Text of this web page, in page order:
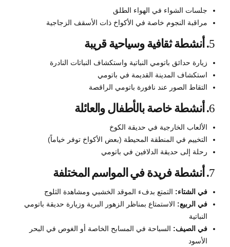
جلسات الشواء في الهواء الطلق
مراقبة النجوم خاصة في الأكواخ ذات الأسقف الزجاجية
5. أنشطة ثقافية وسياحية قريبة
زيارة حدائق باتومي النباتية واستكشاف النباتات النادرة
استكشاف المدينة القديمة في باتومي
التقاط الصور عند نافورة باتومي الراقصة
6. أنشطة خاصة بالأطفال والعائلة
الألعاب الخارجية في حديقة الكوخ
التخييم في المنطقة المحيطة (بعض الأكواخ توفر خياماً)
رحلة إلى حديقة الدلافين في باتومي
7. أنشطة فريدة في المواسم المختلفة
في الشتاء: التمتع بدفء الموقد الخشبي ومشاهدة الثلوج
في الربيع: الاستمتاع بمناظر الزهور البرية وزيارة حديقة باتومي
النباتية
في الصيف: السباحة في المسابح الخاصة أو الغوص في البحر
الأسود